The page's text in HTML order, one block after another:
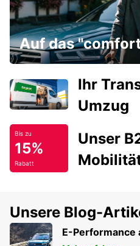
Auf das
Ihr
Umzug
Bis zu
15%
Rabatt
Unser
Unsere Blog-
E-Performance